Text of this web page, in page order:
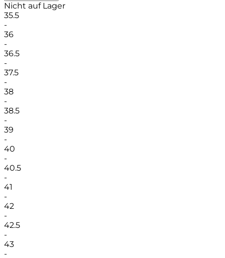
Nicht auf Lager
35.5
-
36
-
36.5
-
37.5
-
38
-
38.5
-
39
-
40
-
40.5
-
41
-
42
-
42.5
-
43
-